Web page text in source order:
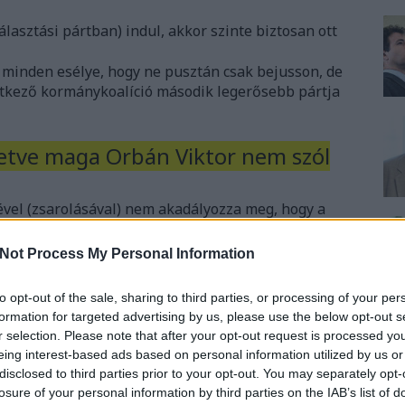
Process My Personal Information
opt-out of the sale, sharing to third parties, or processing of your
for targeted advertising by us, please use the below opt-out
selection. Please note that after your opt-out request is processed
interest-based ads based on personal information utilized by us
to third parties prior to your opt-out. You may separately
of your personal information by third parties on the IAB’s list of
pártban) indul, akkor szinte biztosan ott
esélye, hogy ne pusztán csak bejusson, de
kormánykoalíció második legerősebb pártja
maga Orbán Viktor nem szól
(zsarolásával) nem akadályozza meg, hogy a
képességgel bírjon a következő parlamenti
parlamenti választáson kezdődött, ahol az
A Híd még rosszabbul szerepelt, alig 2,6
semmi nem változik, akkor háromnegyed évvel
lesz magyar párt.